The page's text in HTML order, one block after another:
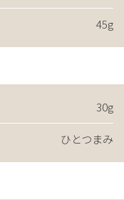
45g
30g
ひとつまみ